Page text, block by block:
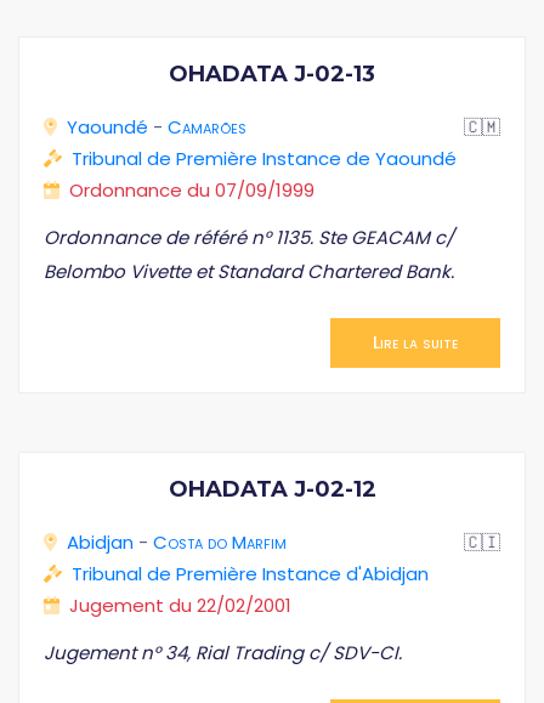
OHADATA J-02-13
Yaoundé - Camarões
🇨🇲
Tribunal de Première Instance de Yaoundé
Ordonnance du 07/09/1999
Ordonnance de référé n° 1135. Ste GEACAM c/
Belombo Vivette et Standard Chartered Bank.
Lire la suite
OHADATA J-02-12
Abidjan - Costa do Marfim
🇨🇮
Tribunal de Première Instance d'Abidjan
Jugement du 22/02/2001
Jugement n° 34, Rial Trading c/ SDV-CI.